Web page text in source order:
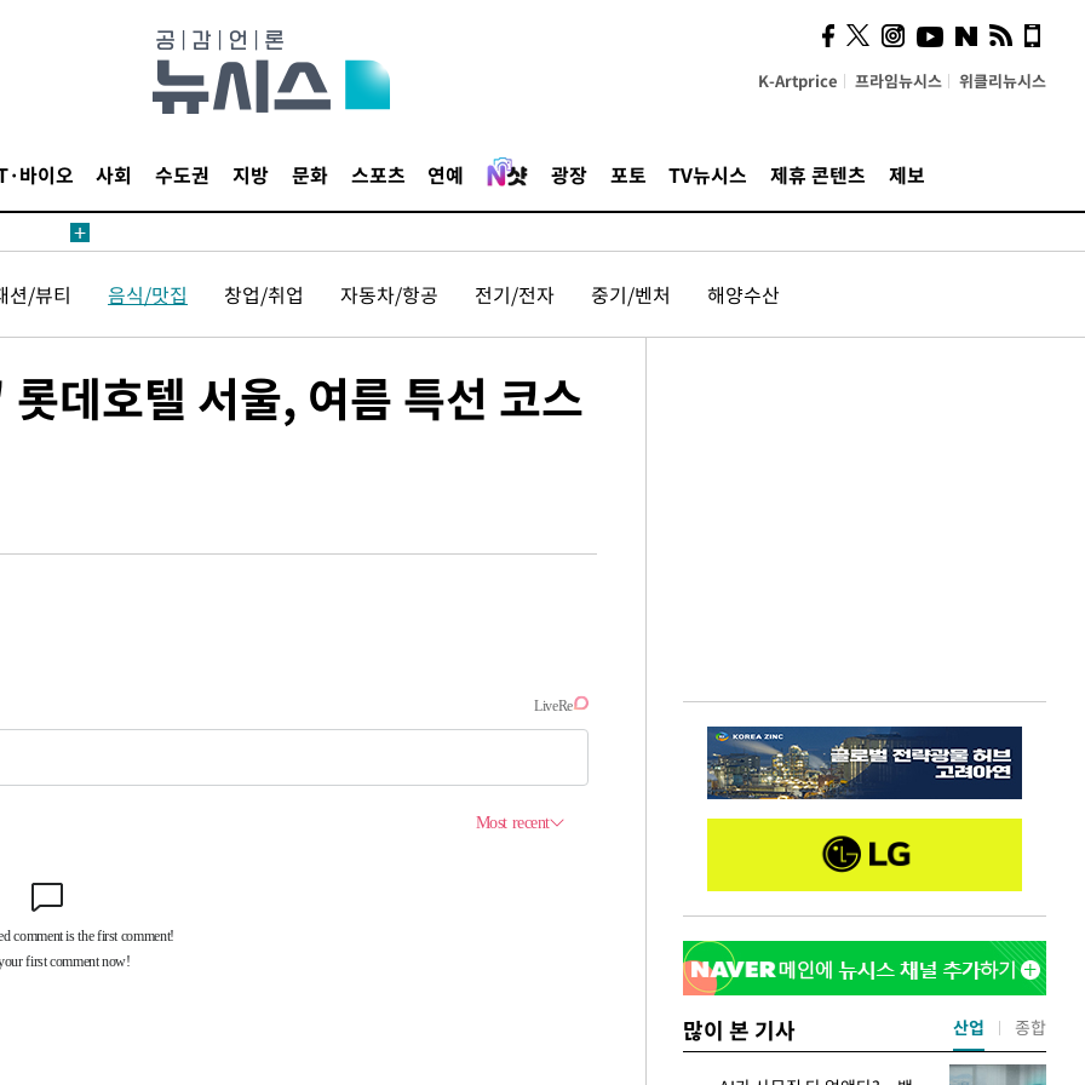
K-Artprice 프라임뉴시스 위클리뉴시스
바이오 사회 수도권 지방 문화 스포츠 연예 광장 포토 TV뉴시스 제휴 콘텐츠 제보
션/뷰티 음식/맛집 창업/취업 자동차/항공 전기/전자 중기/벤처 해양수산
데호텔 서울, 여름 특선 코스
많이 본 기사 산업 종합